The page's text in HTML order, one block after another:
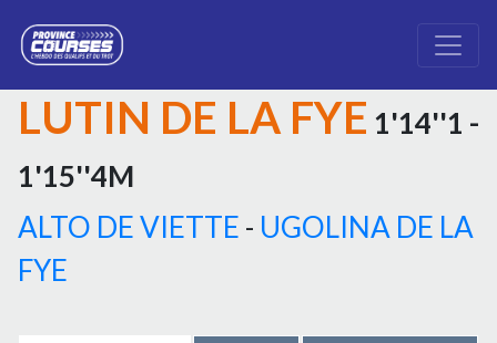
LUTIN DE LA FYE 1'14''1 -
1'15''4M
ALTO DE VIETTE - UGOLINA DE LA
FYE